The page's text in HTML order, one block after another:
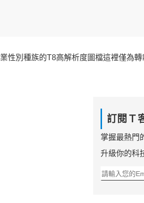
性別種族的T8高解析度圖檔這裡僅為
訂閱Ｔ
掌握最熱門
升級你的科